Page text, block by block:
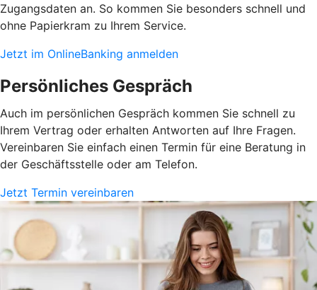
Zugangsdaten an. So kommen Sie besonders schnell und
ohne Papierkram zu Ihrem Service.
Jetzt im OnlineBanking anmelden
Persönliches Gespräch
Auch im persönlichen Gespräch kommen Sie schnell zu
Ihrem Vertrag oder erhalten Antworten auf Ihre Fragen.
Vereinbaren Sie einfach einen Termin für eine Beratung in
der Geschäftsstelle oder am Telefon.
Jetzt Termin vereinbaren